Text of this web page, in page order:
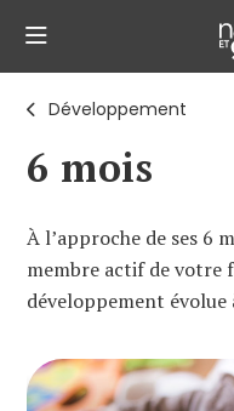
Développement
6 mois
À l’approche de ses 6
membre actif de votre
développement évolue